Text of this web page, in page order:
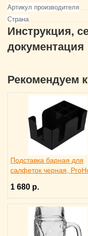
Артикул производителя
Страна
Инструкция,
документация
Рекомендуем
Подставка барная для
салфеток черная,
1 680 р.